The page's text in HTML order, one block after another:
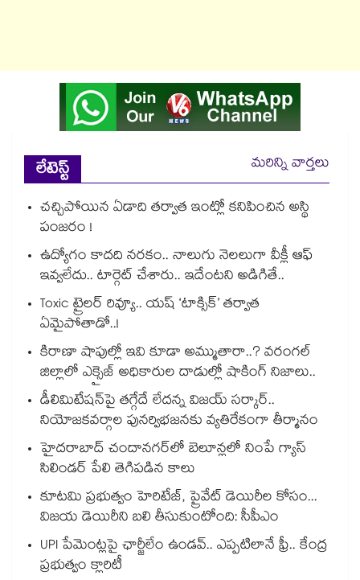
లేటెస్ట్
మరిన్ని వార్తలు
చచ్చిపోయిన ఏడాది తర్వాత ఇంట్లో కనిపించిన అస్థి
పంజరం !
ఉద్యోగం కాదది నరకం.. నాలుగు నెలలుగా వీక్లీ ఆఫ్
ఇవ్వలేదు.. టార్గెట్ చేశారు.. ఇదేంటని అడిగితే..
Toxic ట్రైలర్ రివ్యూ.. యష్ ‘టాక్సిక్’ తర్వాత
ఏమైపోతాడో..!
కిరాణా షాపుల్లో ఇవి కూడా అమ్ముతారా..? వరంగల్
జిల్లాలో ఎక్సైజ్ అధికారుల దాడుల్లో షాకింగ్ నిజాలు..
డీలిమిటేషన్‎పై తగ్గేదే లేదన్న విజయ్ సర్కార్..
నియోజకవర్గాల పునర్విభజనకు వ్యతిరేకంగా తీర్మానం
హైదరాబాద్⁪ చందానగర్⁫లో బెలూన్లలో నింపే గ్యాస్
సిలిండర్ పేలి తెగిపడిన కాలు
కూటమి ప్రభుత్వం హెరిటేజ్, ప్రైవేట్ డెయిరీల కోసం...
విజయ డెయిరీని బలి తీసుకుంటోంది: సీపీఎం
UPI పేమెంట్లపై ఛార్జీలేం ఉండవ్.. ఎప్పటిలానే ఫ్రీ.. కేంద్ర
ప్రభుత్వం క్లారిటీ